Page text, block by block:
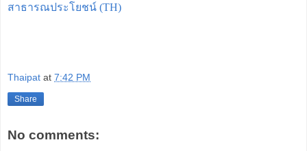
สาธารณประโยชน์ (TH)
Thaipat at 7:42 PM
Share
No comments: